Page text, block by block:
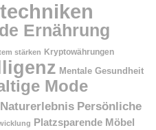
Ernährung
stärken Kryptowährungen
Mentale Gesundheit
Mode
Naturerlebnis Persönliche
Platzsparende Möbel